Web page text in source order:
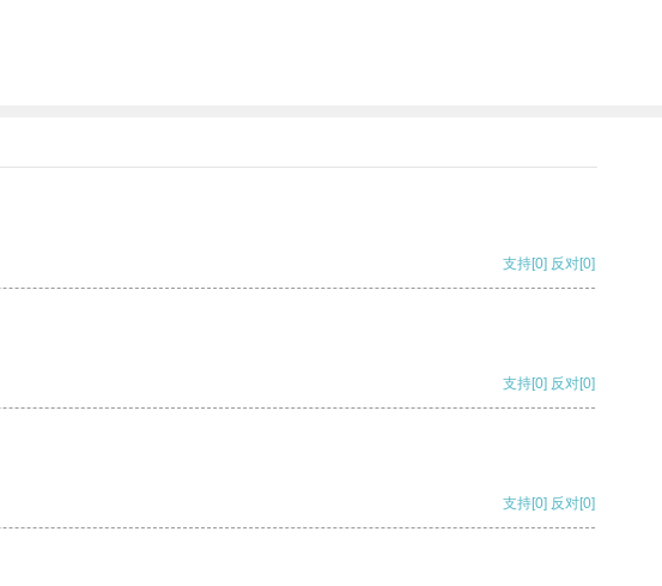
支持[0] 反对[0]
支持[0] 反对[0]
支持[0] 反对[0]